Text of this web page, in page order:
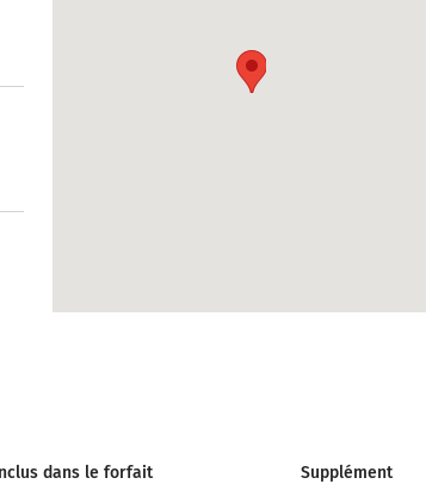
dans le forfait Supplément